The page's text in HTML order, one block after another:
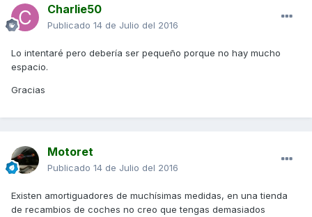
Charlie50
Publicado 14 de Julio del 2016
Lo intentaré pero debería ser pequeño porque no hay mucho
espacio.
Gracias
Motoret
Publicado 14 de Julio del 2016
Existen amortiguadores de muchísimas medidas, en una tienda
de recambios de coches no creo que tengas demasiados